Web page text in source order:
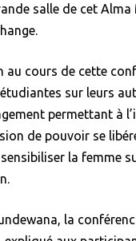
salle de cet
au cours de cette
sur leurs
permettant à
de pouvoir se
la femme
la